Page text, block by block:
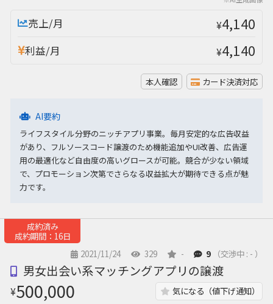
売上/月 ¥4,140
利益/月 ¥4,140
本人確認 カード決済対応
AI要約
ライフスタイル分野のニッチアプリ事業。毎月安定的な広告収益
があり、フルソースコード譲渡のため機能追加やUI改善、広告運
用の最適化など自由度の高いグロースが可能。競合が少ない領域
で、プロモーション次第でさらなる収益拡大が期待できる点が魅
力です。
成約済み
成約期間：16日
2021/11/24
329 - 9 （交渉中 : - ）
男女出会い系マッチングアプリの譲渡
¥500,000 気になる（値下げ通知）